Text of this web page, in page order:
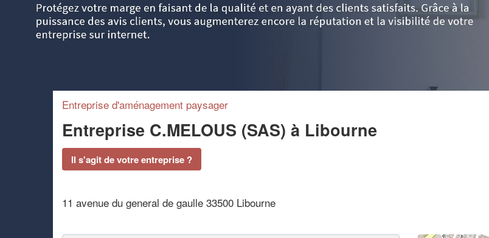
Entreprise d'aménagement paysager
Entreprise C.MELOUS (SAS) à Libourne
Il s'agit de votre entreprise ?
11 avenue du general de gaulle 33500 Libourne